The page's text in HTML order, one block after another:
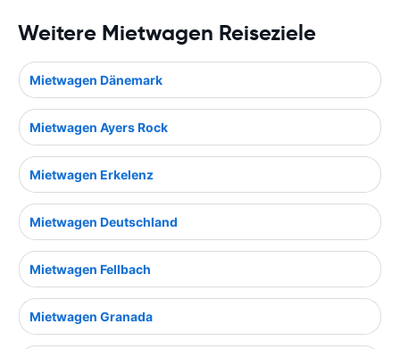
Weitere Mietwagen Reiseziele
Mietwagen Dänemark
Mietwagen Ayers Rock
Mietwagen Erkelenz
Mietwagen Deutschland
Mietwagen Fellbach
Mietwagen Granada